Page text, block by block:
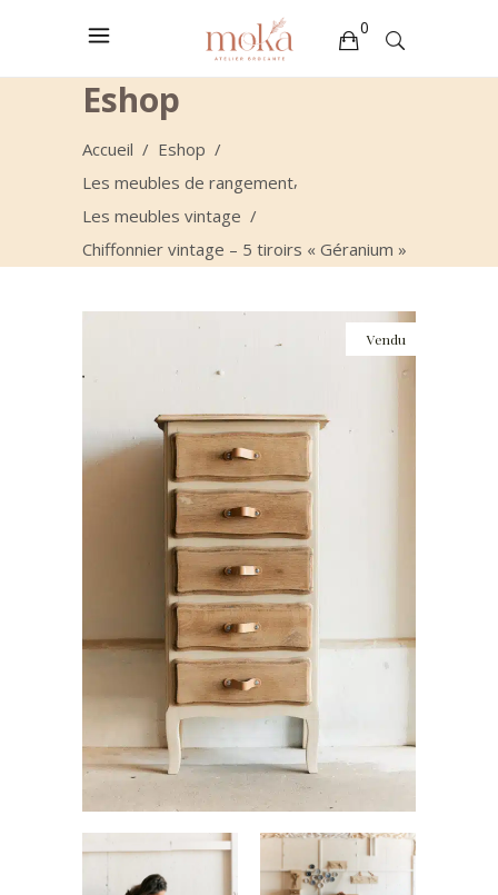
0
Votre sélection est vide
Eshop
Accueil / Eshop /
Les meubles de rangement,
Les meubles vintage /
Chiffonnier vintage – 5 tiroirs « Géranium »
Vendu